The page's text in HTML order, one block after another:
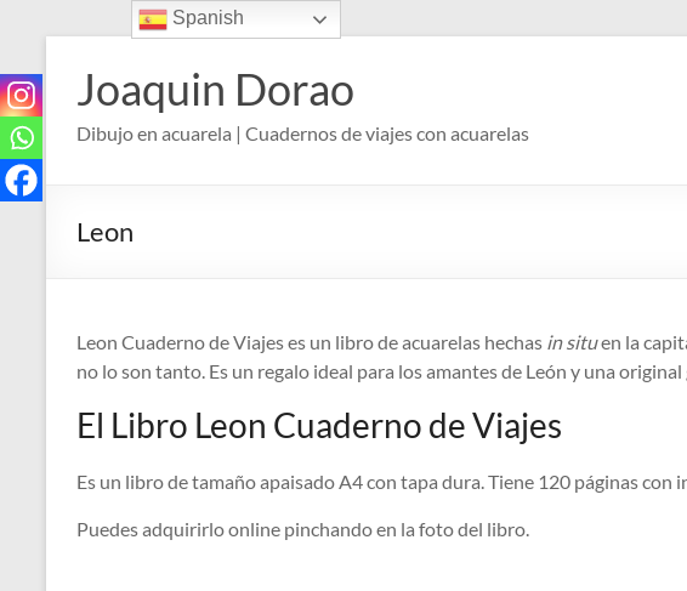
contenido
Joaquin Dorao
Dibujo en acuarela | Cuadernos de viajes con acuarelas
Leon
Leon Cuaderno de Viajes es un libro de acuarelas hechas in situen la
no lo son tanto. Es un regalo ideal para los amantes de León y una
El Libro Leon Cuaderno de Viajes
Es un libro de tamaño apaisado A4 con tapa dura. Tiene 120 páginas
Puedes adquirirlo online pinchando en la foto del libro.
Spanish